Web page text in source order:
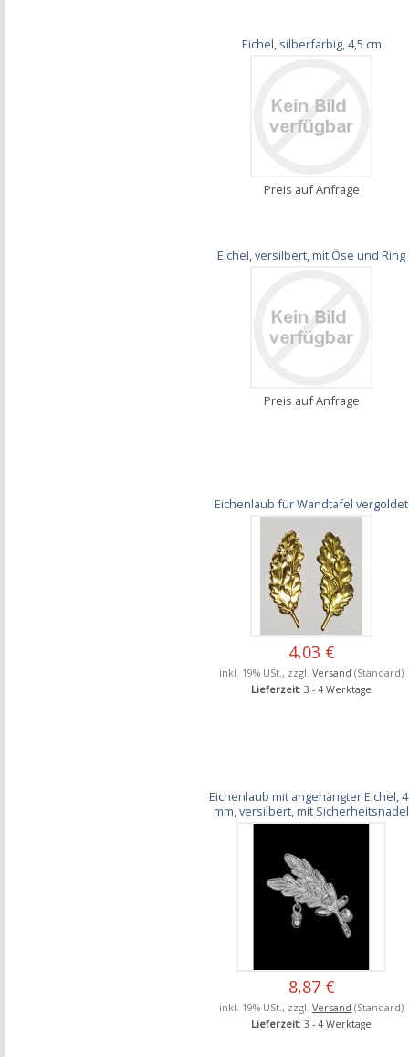
Eichel, silberfarbig, 4,5 cm
Preis auf Anfrage
Eichel, versilbert, mit Öse und Ring
Preis auf Anfrage
Eichenlaub für Wandtafel vergoldet
4,03 €
inkl. 19% USt., zzgl.Versand (Standard)
Lieferzeit: 3 - 4 Werktage
Eichenlaub mit angehängter Eichel,
mm, versilbert, mit Sicherheitsnadel
8,87 €
inkl. 19% USt., zzgl.Versand (Standard)
Lieferzeit: 3 - 4 Werktage